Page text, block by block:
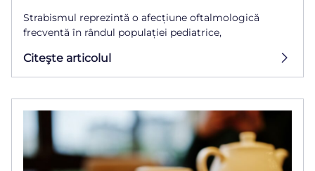
Strabismul reprezintă o afecțiune oftalmologică
frecventă în rândul populației pediatrice,
Citeşte articolul